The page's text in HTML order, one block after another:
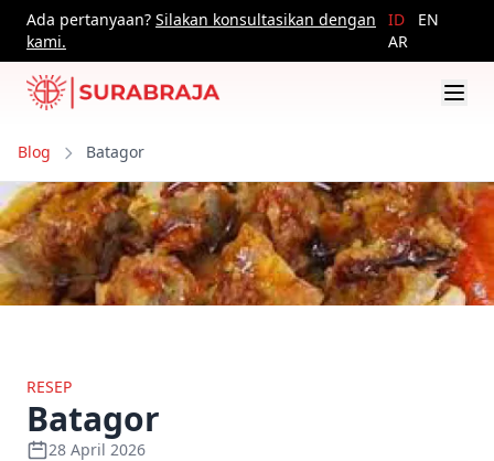
Ada pertanyaan? Silakan konsultasikan dengan
kami.
ID
EN
AR
Blog Batagor
RESEP
Batagor
28 April 2026